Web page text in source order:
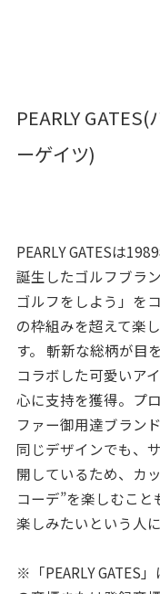
PEARLY GATES(
ーゲイツ)
PEARLY GATESは
誕生したゴルフブラ
ゴルフをしよう」を
の枠組みを超えて楽
す。 斬新な総柄が目
コラボした可愛いア
心に支持を獲得。プ
ファー御用達ブラン
同じデザインでも、
開しているため、カ
コーデ”を楽しむこ
楽しみたいという人
※「PEARLY GATES